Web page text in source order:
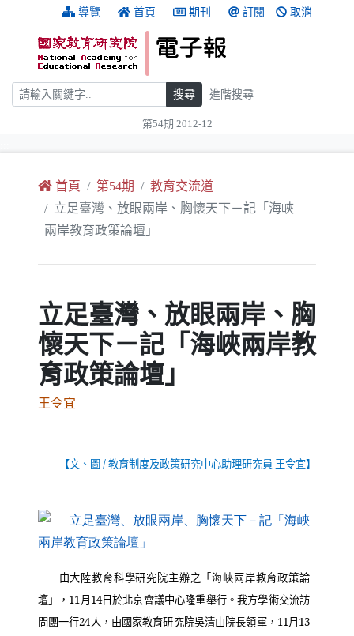
跳到主要內容 導覽 首頁 期刊 訂閱 取消
搜尋 搜尋 進階搜尋
第54期 2012-12
首頁 第54期
教育交流道
立足臺灣、放眼兩岸、胸懷天下－記「海峽
兩岸教育政策論壇」
立足臺灣、放眼兩岸、胸
懷天下－記「海峽兩岸教
育政策論壇」
王令宜
【文、圖/教育制度及政策研究中心助理研究員 王令宜】
由大陸教育科學研究院主辦之「海峽兩岸教育政策論
壇」， 11月14日於北京會議中心隆重舉行。我方學術交流訪
問團一行24人，由國家教育研究院吳清山院長領軍， 11月13